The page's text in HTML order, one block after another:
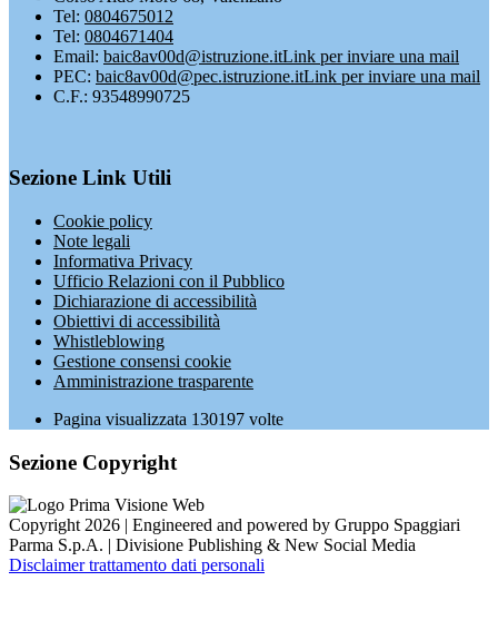
Tel: 0804675012
Tel: 0804671404
Email: baic8av00d@istruzione.itLink per inviare una mail
PEC: baic8av00d@pec.istruzione.itLink per inviare una mail
C.F.: 93548990725
Sezione Link Utili
Cookie policy
Note legali
Informativa Privacy
Ufficio Relazioni con il Pubblico
Dichiarazione di accessibilità
Obiettivi di accessibilità
Whistleblowing
Gestione consensi cookie
Amministrazione trasparente
Pagina visualizzata 130197 volte
Sezione Copyright
Copyright 2026 | Engineered and powered by Gruppo Spaggiari
Parma S.p.A. | Divisione Publishing & New Social Media
Disclaimer trattamento dati personali